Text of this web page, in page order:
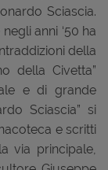
Sciascia.
negli anni ‘50 ha
della
della Civetta”
e di grande
Sciascia” si
e scritti
via principale,